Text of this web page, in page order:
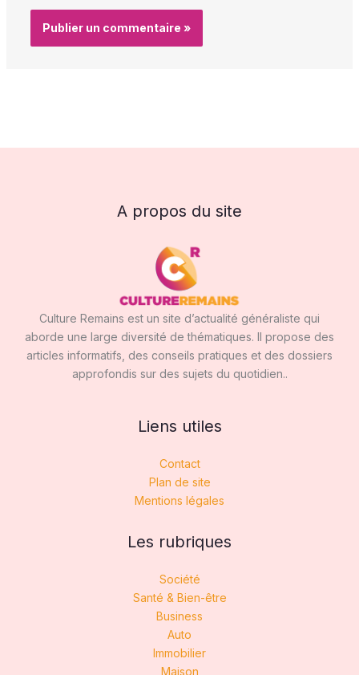
A propos du site
Culture Remains est un site d’actualité généraliste qui
aborde une large diversité de thématiques. Il propose des
articles informatifs, des conseils pratiques et des dossiers
approfondis sur des sujets du quotidien..
Liens utiles
Contact
Plan de site
Mentions légales
Les rubriques
Société
Santé & Bien-être
Business
Auto
Immobilier
Maison